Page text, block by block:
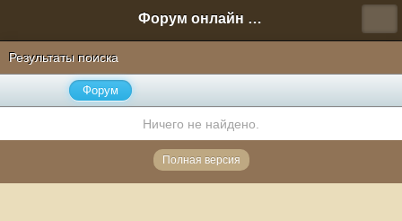
Форум онлайн игры "Новая Эра" (Нюра Биз)
Результаты поиска
Форум
Ничего не найдено.
Полная версия